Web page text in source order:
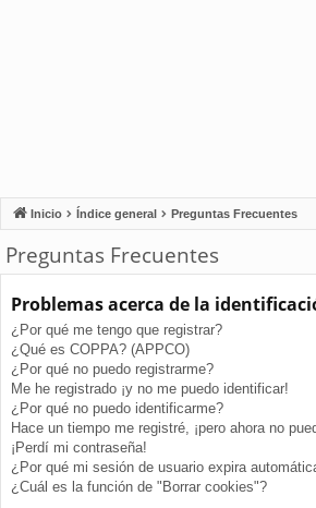
Inicio Índice general Preguntas Frecuentes
Preguntas Frecuentes
Problemas acerca de la
¿Por qué me tengo que registrar?
¿Qué es COPPA? (APPCO)
¿Por qué no puedo registrarme?
Me he registrado ¡y no me puedo identificar!
¿Por qué no puedo identificarme?
Hace un tiempo me registré, ¡pero ahora no
¡Perdí mi contraseña!
¿Por qué mi sesión de usuario expira
¿Cuál es la función de "Borrar cookies"?